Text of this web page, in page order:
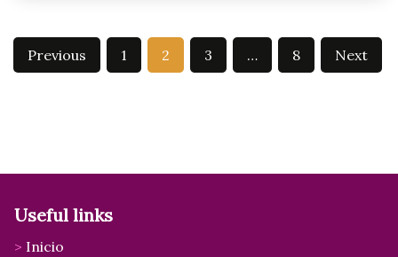
Posts
Previous 1 2 3 … 8 Next
Useful links
Inicio